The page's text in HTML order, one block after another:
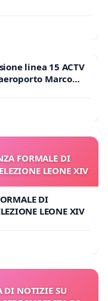
linea 15 ACTV
Marco
FORMALE DI
LEONE XIV
DI
LEONE XIV
DI NOTIZIE SU